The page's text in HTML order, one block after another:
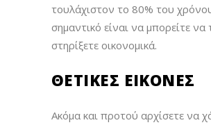
τουλάχιστον το 80% του
σημαντικό είναι να μπορείτε να
στηρίξετε οικονομικά.
ΘΕΤΙΚΈΣ ΕΙΚΌΝΕΣ
Ακόμα και προτού αρχίσετε να